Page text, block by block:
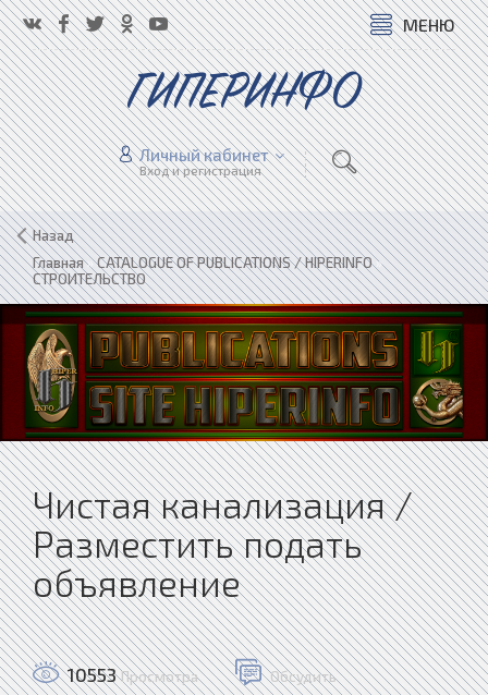
МЕНЮ
ГИПЕРИНФО
Личный кабинет
Вход и регистрация
Назад
Главная»CATALOGUE OF PUBLICATIONS / HIPERINFO»
СТРОИТЕЛЬСТВО
Чистая канализация /
Разместить подать
объявление
10553 Просмотра Обсудить